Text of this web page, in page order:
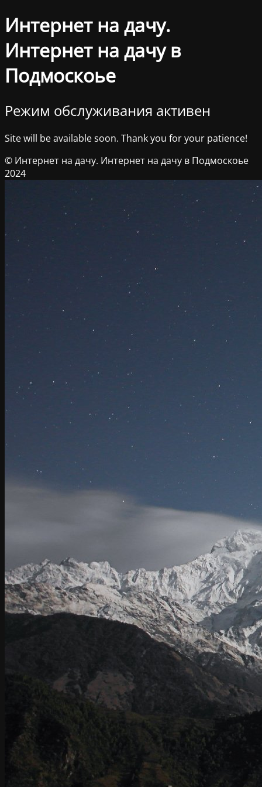
Интернет на дачу.
Интернет на дачу в
Подмоскоье
Режим обслуживания активен
Site will be available soon. Thank you for your patience!
© Интернет на дачу. Интернет на дачу в Подмоскоье
2024